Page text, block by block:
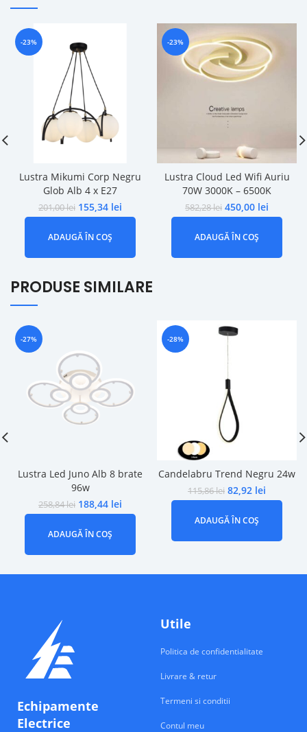
-23%
Lustra Mikumi Corp Negru
Glob Alb 4 x E27
201,00lei 155,34 lei
ADAUGĂ ÎN COȘ
-23%
Lustra Cloud Led Wifi Auriu
70W 3000K – 6500K
582,28lei 450,00 lei
ADAUGĂ ÎN COȘ
PRODUSE SIMILARE
-27%
Lustra Led Juno Alb 8 brate
96w
258,84lei 188,44 lei
ADAUGĂ ÎN COȘ
-28%
Candelabru Trend Negru 24w
115,86lei 82,92 lei
ADAUGĂ ÎN COȘ
Echipamente
Electrice
Utile
Politica de confidentialitate
Livrare & retur
Termeni si conditii
Contul meu